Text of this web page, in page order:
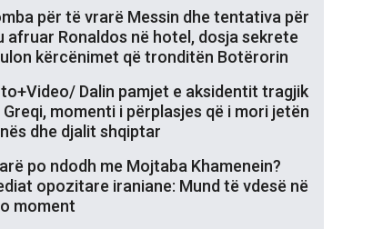
për të vrarë Messin dhe tentativa për
afruar Ronaldos në hotel, dosja sekrete
kërcënimet që tronditën Botërorin
Dalin pamjet e aksidentit tragjik
Greqi, momenti i përplasjes që i mori jetën
dhe djalit shqiptar
po ndodh me Mojtaba Khamenein?
opozitare iraniane: Mund të vdesë në
moment